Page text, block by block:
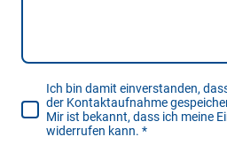
Ich bin damit einverstanden,
der Kontaktaufnahme
Mir ist bekannt, dass ich meine
widerrufen kann. *